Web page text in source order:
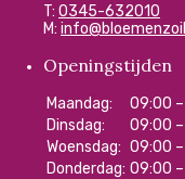
T: 0345-632010
M:
Openingstijden
Maandag:
09:00
Dinsdag:
09:00
Woensdag: 09:00
Donderdag: 09:00